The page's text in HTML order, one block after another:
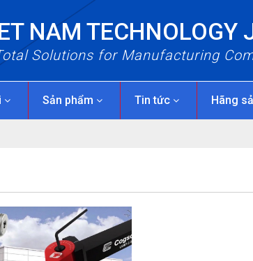
NAM TECHNOLOGY
Solutions for Manufacturing
Sản phẩm Tin tức Hãng